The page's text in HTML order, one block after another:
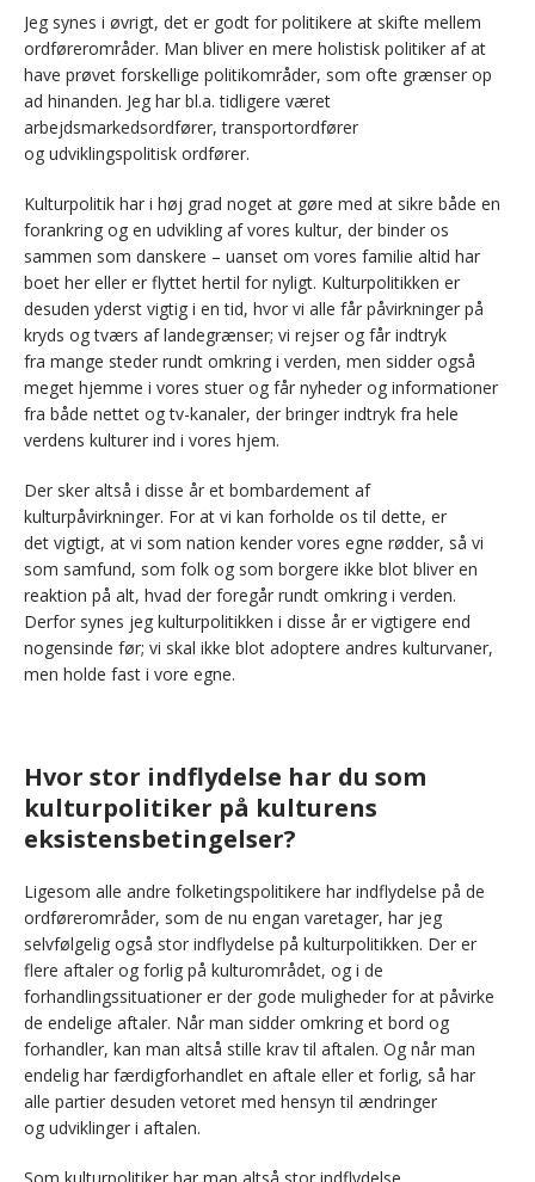
Jeg synes i øvrigt, det er godt for politikere at skifte mellem
ordførerområder. Man bliver en mere holistisk politiker af at
have prøvet forskellige politikområder, som ofte grænser op
ad hinanden. Jeg har bl.a. tidligere været
arbejdsmarkedsordfører, transportordfører
og udviklingspolitisk ordfører.
Kulturpolitik har i høj grad noget at gøre med at sikre både en
forankring og en udvikling af vores kultur, der binder os
sammen som danskere – uanset om vores familie altid har
boet her eller er flyttet hertil for nyligt. Kulturpolitikken er
desuden yderst vigtig i en tid, hvor vi alle får påvirkninger på
kryds og tværs af landegrænser; vi rejser og får indtryk
fra mange steder rundt omkring i verden, men sidder også
meget hjemme i vores stuer og får nyheder og informationer
fra både nettet og tv-kanaler, der bringer indtryk fra hele
verdens kulturer ind i vores hjem.
Der sker altså i disse år et bombardement af
kulturpåvirkninger. For at vi kan forholde os til dette, er
det vigtigt, at vi som nation kender vores egne rødder, så vi
som samfund, som folk og som borgere ikke blot bliver en
reaktion på alt, hvad der foregår rundt omkring i verden.
Derfor synes jeg kulturpolitikken i disse år er vigtigere end
nogensinde før; vi skal ikke blot adoptere andres kulturvaner,
men holde fast i vore egne.
Hvor stor indflydelse har du som
kulturpolitiker på kulturens
eksistensbetingelser?
Ligesom alle andre folketingspolitikere har indflydelse på de
ordførerområder, som de nu engan varetager, har jeg
selvfølgelig også stor indflydelse på kulturpolitikken. Der er
flere aftaler og forlig på kulturområdet, og i de
forhandlingssituationer er der gode muligheder for at påvirke
de endelige aftaler. Når man sidder omkring et bord og
forhandler, kan man altså stille krav til aftalen. Og når man
endelig har færdigforhandlet en aftale eller et forlig, så har
alle partier desuden vetoret med hensyn til ændringer
og udviklinger i aftalen.